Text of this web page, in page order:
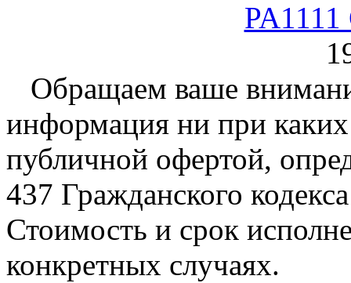
Обращаем ваше
информация ни при каких
публичной офертой,
437 Гражданского
Стоимость и срок
конкретных случаях.